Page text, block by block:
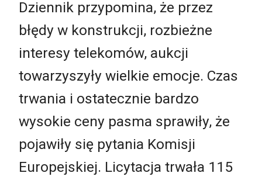
Dziennik przypomina, że przez
błędy w konstrukcji, rozbieżne
interesy telekomów, aukcji
towarzyszyły wielkie emocje. Czas
trwania i ostatecznie bardzo
wysokie ceny pasma sprawiły, że
pojawiły się pytania Komisji
Europejskiej. Licytacja trwała 115